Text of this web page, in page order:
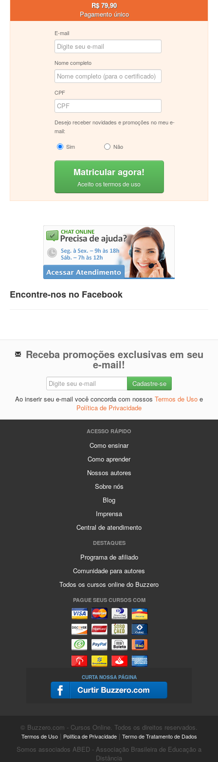
R$ 79,90
Pagamento único
E-mail
Nome completo
CPF
Desejo receber novidades e promoções no meu e-
mail:
Sim
Não
Matricular agora!
Aceito os termos de uso
Encontre-nos no Facebook
Receba promoções exclusivas em seu
e-mail!
Ao inserir seu e-mail você concorda com nossos Termos de Uso e
Política de Privacidade
ACESSO RÁPIDO
Como ensinar
Como aprender
Nossos autores
Sobre nós
Blog
Imprensa
Central de atendimento
DESTAQUES
Programa de afiliado
Comunidade para autores
Todos os cursos online do Buzzero
PAGUE SEUS CURSOS COM
CURTA NOSSA PÁGINA
© Buzzero.com - Cursos Online. Todos os direitos reservados.
Termos de Uso| Política de Privacidade| Termo de Tratamento de Dados
Somos associados ABED - Associação Brasileira de Educação a
Distância